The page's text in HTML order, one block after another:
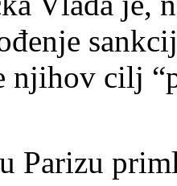
njihov cilj
Parizu